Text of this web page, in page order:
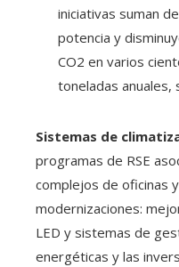
iniciativas suman
potencia y
CO2 en varios
toneladas anuales,
Sistemas de
programas de RSE
complejos de oficinas
modernizaciones:
LED y sistemas de
energéticas y las